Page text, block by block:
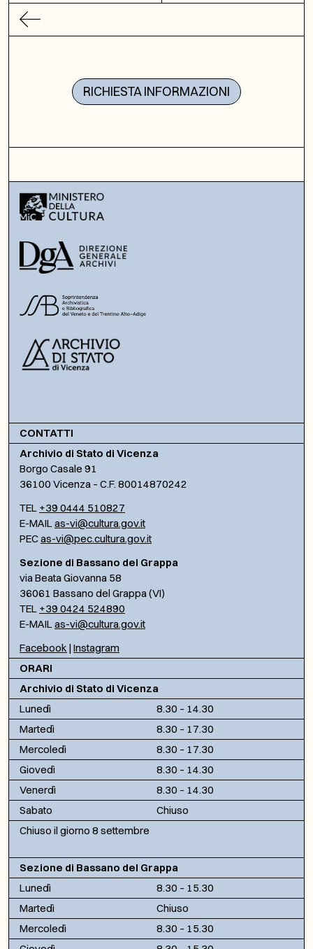
RICHIESTA INFORMAZIONI
CONTATTI
Archivio di Stato di Vicenza
Borgo Casale 91
36100 Vicenza – C.F. 80014870242
TEL +39 0444 510827
E-MAILas-vi@cultura.gov.it
PECas-vi@pec.cultura.gov.it
Sezione di Bassano del Grappa
via Beata Giovanna 58
36061 Bassano del Grappa (VI)
TEL +39 0424 524890
E-MAILas-vi@cultura.gov.it
Facebook | Instagram
ORARI
Archivio di Stato di Vicenza
Lunedì
8.30 – 14.30
Martedì
8.30 – 17.30
Mercoledì
8.30 – 17.30
Giovedì
8.30 – 14.30
Venerdì
8.30 – 14.30
Sabato
Chiuso
Chiuso il giorno 8 settembre
Sezione di Bassano del Grappa
Lunedì
8.30 – 15.30
Martedì
Chiuso
Mercoledì
8.30 – 15.30